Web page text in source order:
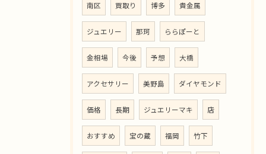
南区 買取り 博多 貴金属
ジュエリー 那珂 ららぽーと
金相場 今後 予想 大橋
アクセサリー 美野島 ダイヤモンド
価格 長期 ジュエリーマキ 店
おすすめ 宝の蔵 福岡 竹下